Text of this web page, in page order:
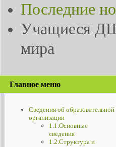
Последние
Учащиеся
мира
Главное меню
Сведения об образовательной
организации
1.1.Основные
сведения
1.2.Структура и